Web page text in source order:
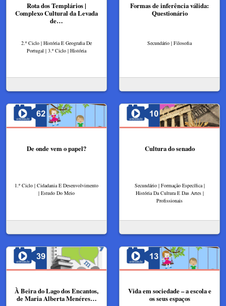
Rota dos Templários |
Complexo Cultural da Levada
de…
2.º Ciclo | História E Geografia De
Portugal | 3.º Ciclo | História
Formas de inferência válida:
Questionário
Secundário | Filosofia
De onde vem o papel?
1.º Ciclo | Cidadania E Desenvolvimento
| Estudo Do Meio
Cultura do senado
Secundário | Formação Específica |
História Da Cultura E Das Artes |
Profissionais
À Beira do Lago dos Encantos,
de Maria Alberta Menéres…
Vida em sociedade – a escola e
os seus espaços